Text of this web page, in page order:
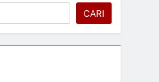
CARI